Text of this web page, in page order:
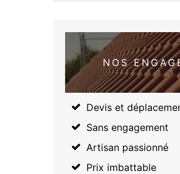
NOS
Devis et
Sans engagement
Artisan passionné
Prix imbattable